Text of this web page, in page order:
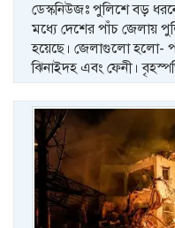
ডেস্কনিউজঃ পুলিশে বড়
মধ্যে দেশের পাঁচ জেলায়
হয়েছে। জেলাগুলো হলো-
ঝিনাইদহ এবং ফেনী।